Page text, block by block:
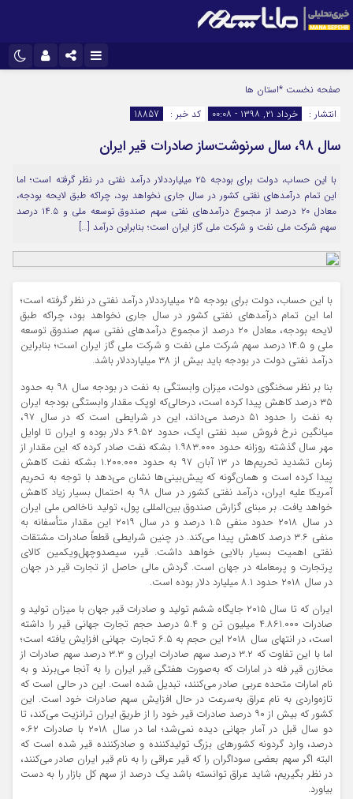
اینستاگرام
سروش
ایتا
آپارات
نام کاربری یا نشانی ایمیل
رمز عبور
مرا به خاطر بسپار
صفحه نخست *استان ها
انتشار :
خرداد ۲۱, ۱۳۹۸ - ۰۰:۰۸ کد خبر : 18857
سال ۹۸، سال سرنوشت‌ساز صادرات قیر ایران
با این حساب، دولت برای بودجه ۲۵ میلیارددلار درآمد نفتی در نظر گرفته است؛ اما
این تمام درآمدهای نفتی کشور در سال جاری نخواهد بود، چراکه طبق لایحه بودجه،
معادل ۲۰ درصد از مجموع درآمدهای نفتی سهم صندوق توسعه ملی و ۱۴.۵ درصد
سهم شرکت ملی نفت و شرکت ملی گاز ایران است؛ بنابراین درآمد […]
با این حساب، دولت برای بودجه ۲۵ میلیارددلار درآمد نفتی در نظر گرفته است؛
اما این تمام درآمدهای نفتی کشور در سال جاری نخواهد بود، چراکه طبق
لایحه بودجه، معادل ۲۰ درصد از مجموع درآمدهای نفتی سهم صندوق توسعه
ملی و ۱۴.۵ درصد سهم شرکت ملی نفت و شرکت ملی گاز ایران است؛ بنابراین
درآمد نفتی دولت در بودجه باید بیش از ۳۸ میلیارددلار باشد.
بنا بر نظر سخنگوی دولت، میزان وابستگی به نفت در بودجه سال ۹۸ به حدود
۳۵ درصد کاهش پیدا کرده است، درحالی‌که اوپک مقدار وابستگی بودجه ایران
به نفت را حدود ۵۱ درصد می‌داند، این در شرایطی است که در سال ۹۷،
میانگین نرخ فروش سبد نفتی اپک، حدود ۶۹.۵۲ دلار بوده و ایران تا اوایل
مهر سال گذشته روزانه حدود ۱.۹۸۳.۰۰۰ بشکه نفت صادر کرده که این مقدار از
زمان تشدید تحریم‌ها در ۱۳ آبان ۹۷ به حدود ۱.۲۰۰.۰۰۰ بشکه نفت کاهش
پیدا کرده است و همان‌گونه که پیش‌بینی‌ها نشان می‌دهد با توجه به تحریم
آمریکا علیه ایران، درآمد نفتی کشور در سال ۹۸ به احتمال بسیار زیاد کاهش
خواهد یافت. بر مبنای گزارش صندوق بین‌المللی پول، تولید ناخالص ملی ایران
در سال ۲۰۱۸ حدود منفی ۱.۵ درصد و در سال ۲۰۱۹ این مقدار متأسفانه به
منفی ۳.۶ درصد کاهش پیدا می‌کند. در چنین شرایطی قطعاً صادرات مشتقات
نفتی اهمیت بسیار بالایی خواهد داشت. قیر، سیصدوچهل‌ویکمین کالای
پرتجارت و پرمعامله در جهان است. گردش مالی حاصل از تجارت قیر در جهان
در سال ۲۰۱۸ حدود ۸.۱ میلیارد دلار بوده است.
ایران که تا سال ۲۰۱۵ جایگاه ششم تولید و صادرات قیر جهان با میزان تولید و
صادرات ۴.۸۶۱.۰۰۰ میلیون تن و ۵.۴ درصد حجم تجارت جهانی قیر را داشته
است، در انتهای سال ۲۰۱۸ این حجم به ۶.۵ تجارت جهانی افزایش یافته است؛
اما با این تفاوت که ۳.۲ درصد سهم صادرات ایران و ۳.۳ درصد سهم صادرات از
مخازن قیر فله در امارات که به‌صورت هفتگی قیر ایران را به آنجا می‌برند و به
نام امارات متحده عربی صادر می‌کنند، تبدیل شده است. این در حالی است که
تازه‌واردی به نام عراق به‌سرعت در حال افزایش سهم صادرات خود است. این
کشور که بیش از ۹۰ درصد صادرات قیر خود را از طریق ایران ترانزیت می‌کند، تا
دو سال قبل در آمار جهانی دیده نمی‌شد؛ اما در سال ۲۰۱۸ با صادرات ۰.۶۲
درصد، وارد گردونه کشورهای بزرگ تولیدکننده و صادرکننده قیر شده است که
البته اگر سهم بعضی سوداگران را که قیر عراقی را به نام قیر ایران صادر می‌کنند،
در نظر بگیریم، شاید عراق توانسته باشد یک درصد از سهم کل بازار را به دست
بیاورد.